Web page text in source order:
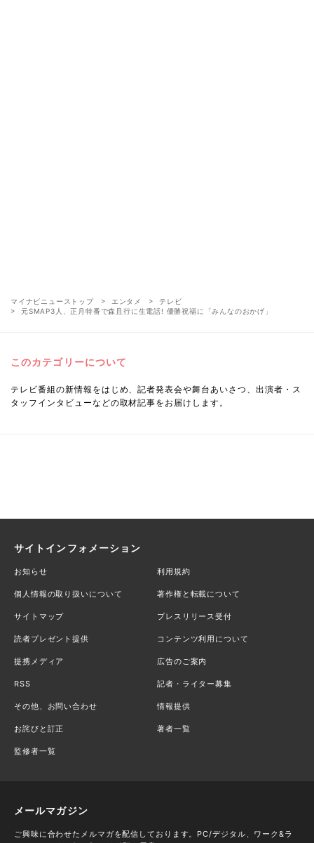
マイナビニューストップ エンタメ
テレビ
元SMAP3人、正月特番で森且行に生電話! 優勝祝福に「みんなのおかげ」
このカテゴリーについて
テレビ番組の新情報をはじめ、記者発表会や舞台あいさつ、出演者・ス
タッフインタビューなどの取材記事をお届けします。
サイトインフォメーション
お知らせ 利用規約
個人情報の取り扱いについて 著作権と転載について
サイトマップ プレスリリース受付
読者プレゼント提供 コンテンツ利用について
提携メディア 広告のご案内
RSS 記者・ライター募集
その他、お問い合わせ 情報提供
お詫びと訂正 著者一覧
監修者一覧
メールマガジン
ご興味に合わせたメルマガを配信しております。PC/デジタル、ワーク&ラ